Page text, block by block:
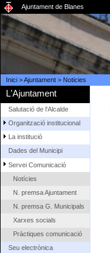
Ajuntament de Blanes
Inici>Ajuntament> Noticies
L'Ajuntament
Salutació de l'Alcalde
Organització institucional
La institució
Dades del Municipi
Servei Comunicació
Notícies
N. premsa Ajuntament
N. premsa G. Municipals
Xarxes socials
Pràctiques comunicació
Seu electrònica